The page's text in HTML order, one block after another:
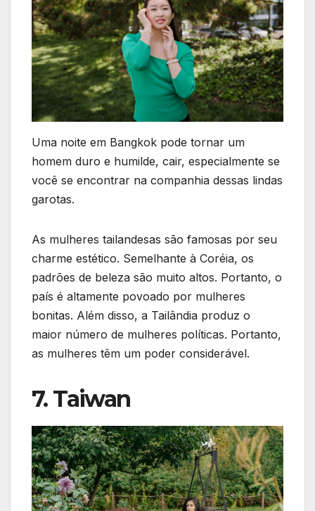
Uma noite em Bangkok pode tornar um
homem duro e humilde, cair, especialmente se
você se encontrar na companhia dessas lindas
garotas.
As mulheres tailandesas são famosas por seu
charme estético. Semelhante à Coréia, os
padrões de beleza são muito altos. Portanto, o
país é altamente povoado por mulheres
bonitas. Além disso, a Tailândia produz o
maior número de mulheres políticas. Portanto,
as mulheres têm um poder considerável.
7. Taiwan